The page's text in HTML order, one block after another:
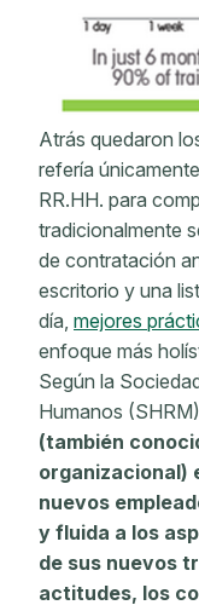
Atrás quedaron
refería
RR.HH. para
tradicionalmente
de contratación
escritorio y una
día, mejores
enfoque más
Según la
Humanos (SHRM),
(también
organizacional)
nuevos
y fluida a los
de sus nuevos
actitudes, los